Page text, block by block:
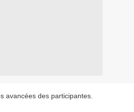
avancées des participantes.